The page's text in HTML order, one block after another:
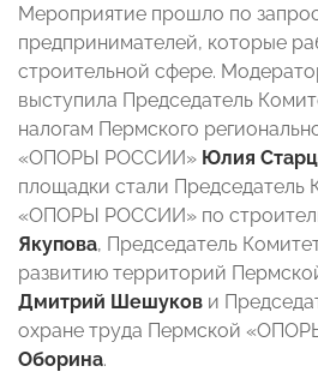
Мероприятие прошло по
предпринимателей, которые
строительной сфере.
выступила Председатель
налогам Пермского
«ОПОРЫ РОССИИ» Юлия
площадки стали Председатель
«ОПОРЫ РОССИИ» по
Якупова, Председатель
развитию территорий
Дмитрий Шешуков и
охране труда Пермской
Оборина.